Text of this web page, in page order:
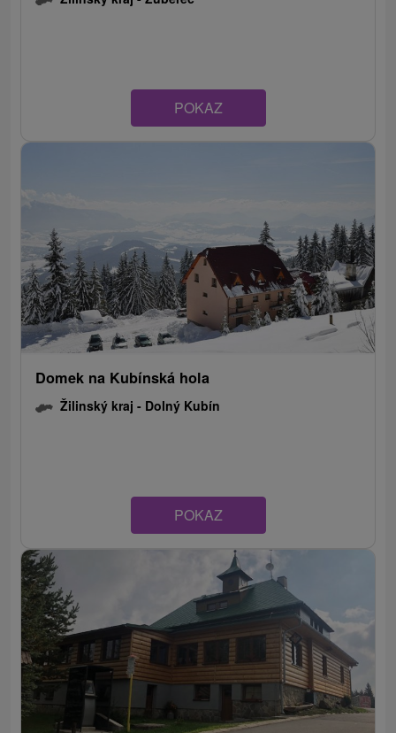
POKAZ
Domek na Kubínská hola
Žilinský kraj - Dolný Kubín
POKAZ